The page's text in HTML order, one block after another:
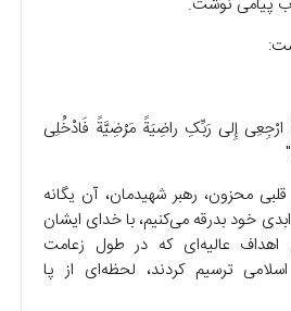
ارْجِعِی إِلى رَبِّکِ راضِیَةً مَرْضِیَّةً فَادْخُلِی
محزون، رهبر شهیدمان، آن یگانه
ابدی خود بدرقه می‌کنیم، با خدای ایشان
اهداف عالیه‌ای که در طول زعامت
ترسیم کردند، لحظه‌ای از پا